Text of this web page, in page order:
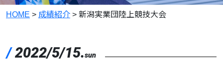
HOME > 成績紹介 > 新潟実業団陸上競技大会
/2022/5/15.sun